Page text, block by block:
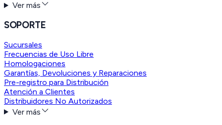
Ver más
SOPORTE
Sucursales
Frecuencias de Uso Libre
Homologaciones
Garantías, Devoluciones y Reparaciones
Pre-registro para Distribución
Atención a Clientes
Distribuidores No Autorizados
Ver más